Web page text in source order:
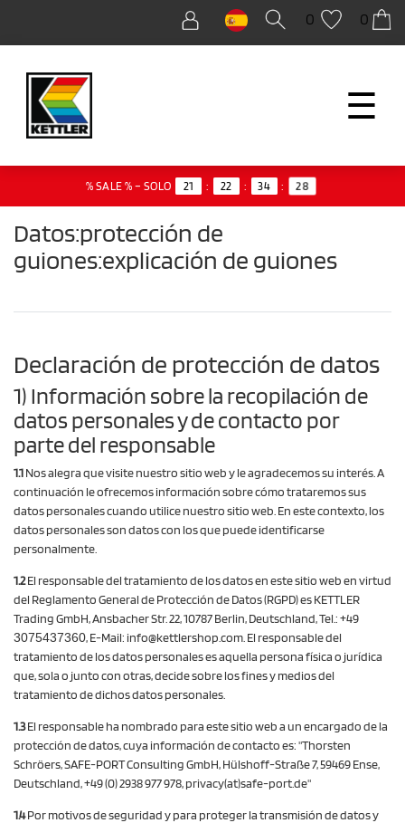
0 0
☰
Datos:protección de
guiones:explicación de guiones
Declaración de protección de datos
1) Información sobre la recopilación de
datos personales y de contacto por
parte del responsable
1.1Nos alegra que visite nuestro sitio web y le agradecemos su interés. A
continuación le ofrecemos información sobre cómo trataremos sus
datos personales cuando utilice nuestro sitio web. En este contexto, los
datos personales son datos con los que puede identificarse
personalmente.
1.2El responsable del tratamiento de los datos en este sitio web en virtud
del Reglamento General de Protección de Datos (RGPD) es KETTLER
Trading GmbH,Ansbacher Str. 22, 10787 Berlin, Deutschland, Tel.: +49
3075437360, E-Mail: info@kettlershop.com. El responsable del
tratamiento de los datos personales es aquella persona física o jurídica
que, sola o junto con otras, decide sobre los fines y medios del
tratamiento de dichos datos personales.
1.3El responsable ha nombrado para este sitio web a un encargado de la
protección de datos, cuya información de contacto es: "Thorsten
Schröers, SAFE-PORT Consulting GmbH, Hülshoff-Straße 7, 59469 Ense,
Deutschland, +49 (0) 2938 977 978, privacy(at)safe-port.de"
1.4Por motivos de seguridad y para proteger la transmisión de datos y
% SALE % – SOLO 21 : 22 : 34 : 27